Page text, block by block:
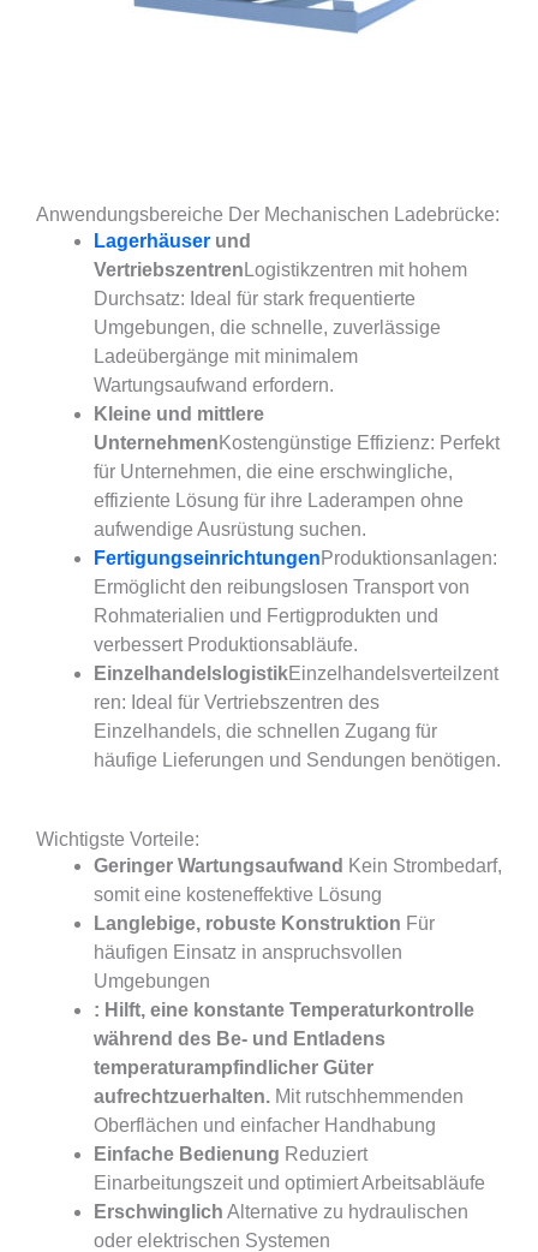
Anwendungsbereiche Der Mechanischen Ladebrücke:
Lagerhäuser und
Vertriebszentren Logistikzentren mit hohem
Durchsatz: Ideal für stark frequentierte
Umgebungen, die schnelle, zuverlässige
Ladeübergänge mit minimalem
Wartungsaufwand erfordern.
Kleine und mittlere
Unternehmen Kostengünstige Effizienz: Perfekt
für Unternehmen, die eine erschwingliche,
effiziente Lösung für ihre Laderampen ohne
aufwendige Ausrüstung suchen.
Fertigungseinrichtungen Produktionsanlagen:
Ermöglicht den reibungslosen Transport von
Rohmaterialien und Fertigprodukten und
verbessert Produktionsabläufe.
EinzelhandelslogistikEinzelhandelsverteilzent
ren: Ideal für Vertriebszentren des
Einzelhandels, die schnellen Zugang für
häufige Lieferungen und Sendungen benötigen.
Wichtigste Vorteile:
Geringer Wartungsaufwand Kein Strombedarf,
somit eine kosteneffektive Lösung
Langlebige, robuste Konstruktion Für
häufigen Einsatz in anspruchsvollen
Umgebungen
: Hilft, eine konstante Temperaturkontrolle
während des Be- und Entladens
temperaturampfindlicher Güter
aufrechtzuerhalten. Mit rutschhemmenden
Oberflächen und einfacher Handhabung
Einfache Bedienung Reduziert
Einarbeitungszeit und optimiert Arbeitsabläufe
Erschwinglich Alternative zu hydraulischen
oder elektrischen Systemen